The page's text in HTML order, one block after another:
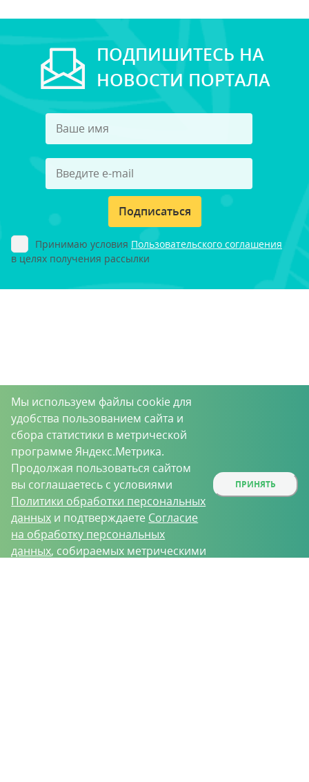
ПОДПИШИТЕСЬ НА
НОВОСТИ ПОРТАЛА
Подписаться
Принимаю условия Пользовательского соглашения
в целях получения рассылки
Мы используем файлы cookie для
удобства пользованием сайта и
сбора статистики в метрической
программе Яндекс.Метрика.
Продолжая пользоваться сайтом
вы соглашаетесь с условиями
Политики обработки персональных
данных и подтверждаете Согласие
на обработку персональных
данных, собираемых метрическими
ПРИНЯТЬ